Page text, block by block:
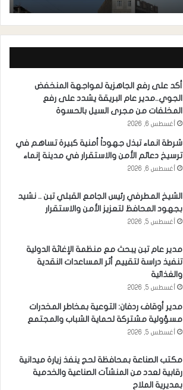
أكد على رفع الجاهزية لمواجهة المنخفض
الجوي..مدير عام البريقة يشدد على رفع
المخلفات من مجرى السيل بالحسوة
أغسطس 6, 2026
شرطة انماء تبذل جهوداً أمنية كبيرة تساهم في
ترسيخ دعائم الأمن والاستقرار في مدينة إنماء
أغسطس 6, 2026
الشيخ المطرفي رئيس الجامع القبلي تبن .. نشيد
بجهود المحافظ لتعزيز الأمن والاستقرار
أغسطس 5, 2026
مدير عام تبن يبحث مع منظمة الإغاثة الدولية
تنفيذ دراسة لتقييم أثر المساعدات النقدية
والغذائية
أغسطس 5, 2026
مدير أوقاف ردفان: التوعية بمخاطر المخدرات
مسؤولية مشتركة لحماية الشباب والمجتمع
أغسطس 5, 2026
مكتب الصناعة بمحافظة لحج ينفذ زيارة ميدانية
رقابية لعدد من المنشآت الصناعية والخدمية
بمديرية الملاح